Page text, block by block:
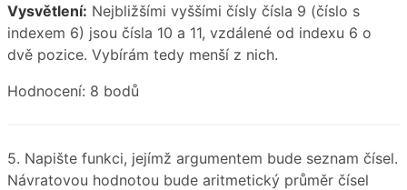
Vysvětlení: Nejbližšími vyššími čísly čísla 9 (číslo s
indexem 6) jsou čísla 10 a 11, vzdálené od indexu 6 o
dvě pozice. Vybírám tedy menší z nich.
Hodnocení: 8 bodů
5. Napište funkci, jejímž argumentem bude seznam čísel.
Návratovou hodnotou bude aritmetický průměr čísel